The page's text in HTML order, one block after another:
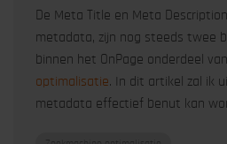
De Meta Title en Meta
metadata, zijn nog steeds twee
binnen het OnPage onderdeel van
optimalisatie. In dit artikel zal ik
metadata effectief benut kan